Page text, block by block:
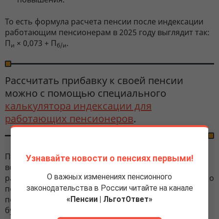
То есть формула расчета пенсии после индексации
работающим пенсионерам в 2025 году выглядит так:
Пи × 0,073 + Пб/и.
Рассчитать прибавку к своей пенсии
можно с помощью специального
калькулятора индексации для
работающих пенсионеров.
Поясним, что законом предусмотрено только
восстановление последующих индексаций для
работающих пенсионеров, но не содержится норма о
перерасчете с учетом пропущенных с 2016 года
повышений. Право на эти доплаты, как и прежде,
будет предоставляться только
Узнавайте новости о пенсиях первыми!
О важных изменениях пенсионного
законодательства в России читайте на канале
«Пенсии | ЛьготОтвет»